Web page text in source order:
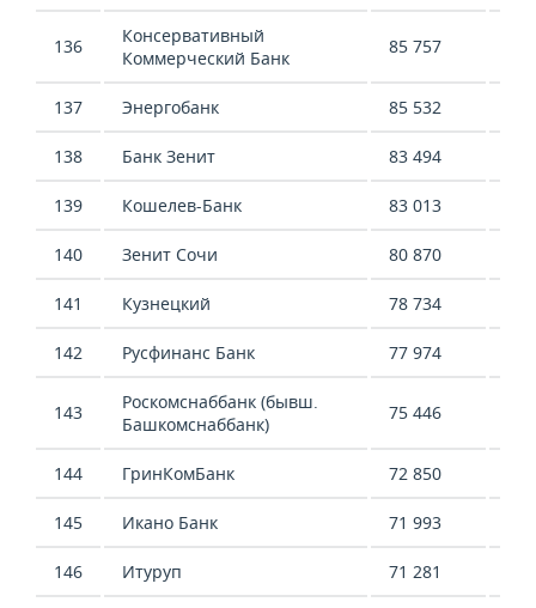
136
Консервативный
Коммерческий Банк
85 757
137 Энергобанк 85 532
138 Банк Зенит 83 494
139 Кошелев-Банк 83 013
140 Зенит Сочи 80 870
141 Кузнецкий 78 734
142 Русфинанс Банк 77 974
143
Роскомснаббанк (бывш.
Башкомснаббанк)
75 446
144 ГринКомБанк 72 850
145 Икано Банк 71 993
146 Итуруп 71 281